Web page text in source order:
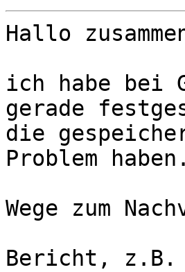
Hallo
ich habe bei
gerade
die
Problem haben.
Wege zum
Bericht, z.B.